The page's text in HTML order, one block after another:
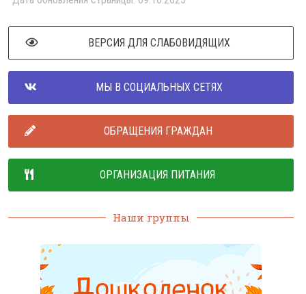
ВЕРСИЯ ДЛЯ СЛАБОВИДЯЩИХ
МЫ В СОЦИАЛЬНЫХ СЕТЯХ
ОБРАЩЕНИЯ ГРАЖДАН
ОРГАНИЗАЦИЯ ПИТАНИЯ
Наши группы